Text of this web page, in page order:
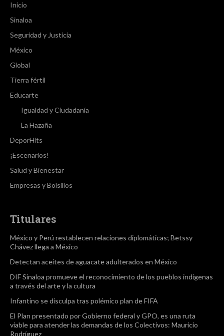
Inicio
Sinaloa
Seguridad y Justicia
México
Global
Tierra fértil
Educarte
Igualdad y Ciudadanía
La Hazaña
DeporHits
¡Escenarios!
Salud y Bienestar
Empresas y Bolsillos
Titulares
México y Perú restablecen relaciones diplomáticas; Betssy
Chávez llega a México
Detectan aceites de aguacate adulterados en México
DIF Sinaloa promueve el reconocimiento de los pueblos indígenas
a través del arte y la cultura
Infantino se disculpa tras polémico plan de FIFA
El Plan presentado por Gobierno federal y GPO, es una ruta
viable para atender las demandas de los Colectivos: Mauricio
Rodríguez